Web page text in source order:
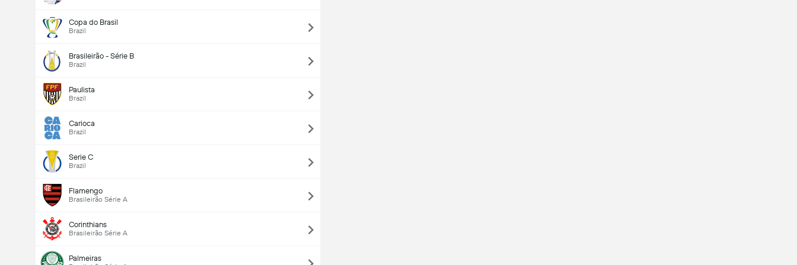
Copa do Brasil
Brazil
Brasileirão - Série B
Brazil
Paulista
Brazil
Carioca
Brazil
Serie C
Brazil
Flamengo
Brasileirão Série A
Corinthians
Brasileirão Série A
Palmeiras